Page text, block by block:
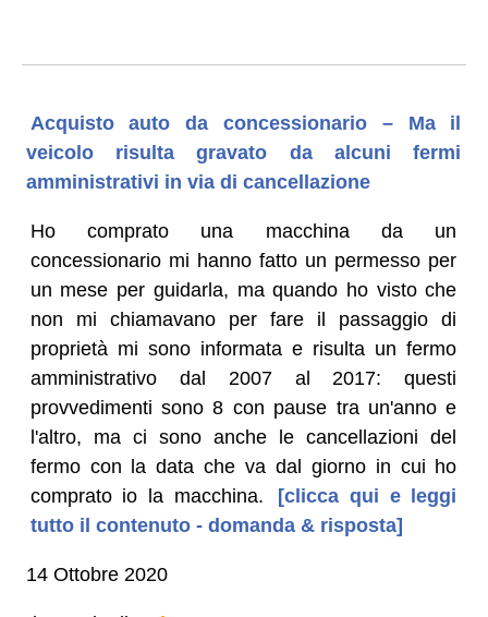
Acquisto auto da concessionario – Ma il
veicolo risulta gravato da alcuni fermi
amministrativi in via di cancellazione
Ho comprato una macchina da un
concessionario mi hanno fatto un permesso per
un mese per guidarla, ma quando ho visto che
non mi chiamavano per fare il passaggio di
proprietà mi sono informata e risulta un fermo
amministrativo dal 2007 al 2017: questi
provvedimenti sono 8 con pause tra un'anno e
l'altro, ma ci sono anche le cancellazioni del
fermo con la data che va dal giorno in cui ho
comprato io la macchina.
[clicca qui e leggi
tutto il contenuto - domanda & risposta]
14 Ottobre 2020